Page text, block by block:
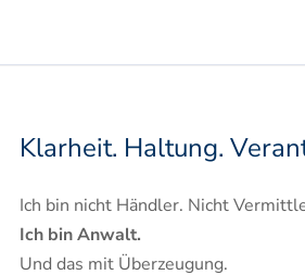
Klarheit. Haltung.
Ich bin nicht Händler. Nicht
Ich bin Anwalt.
Und das mit Überzeugung.